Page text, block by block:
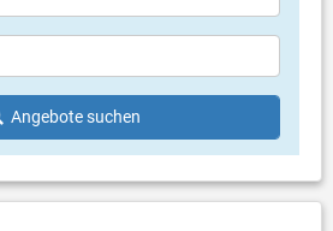
Animations- und Freizeitangebot
sehr zu schätzen. Es gibt Sanitäre
und Sonnenschirmverleih, Duschen
und Cafés.
Angebote suchen